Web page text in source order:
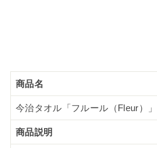
商品名
今治タオル「フルール（Fleur）
商品説明